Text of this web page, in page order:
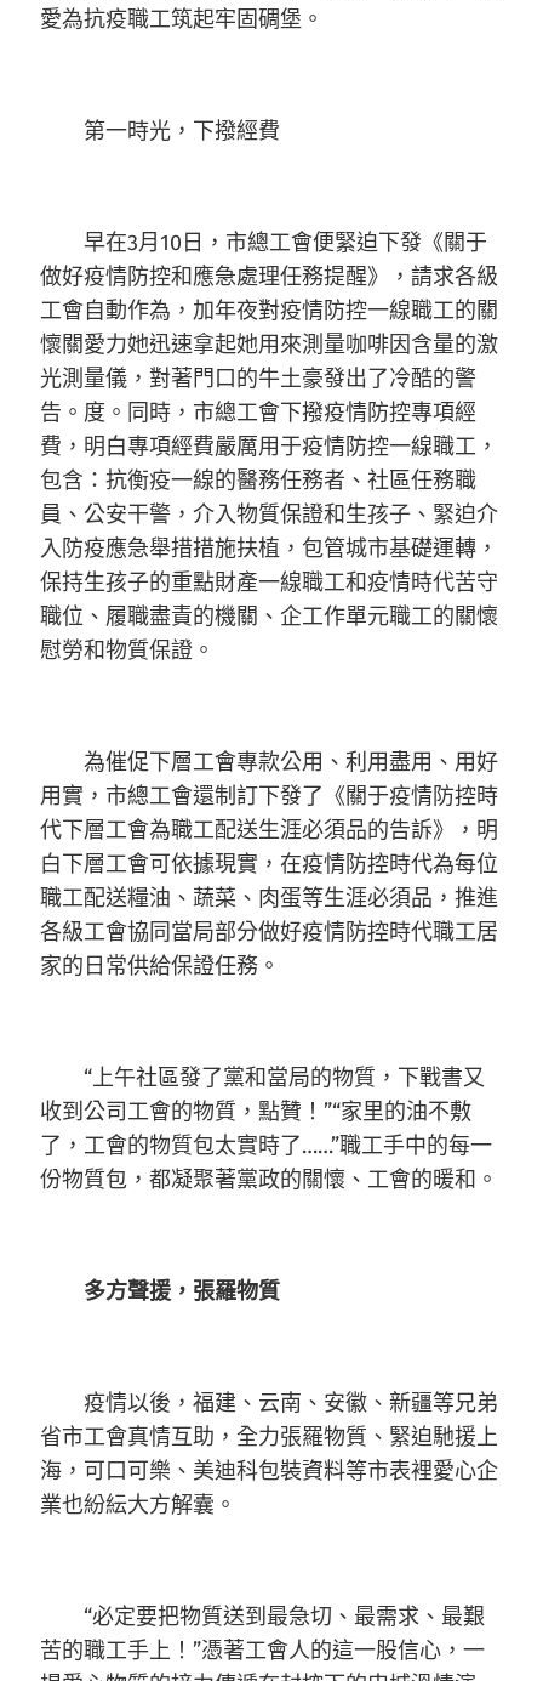
愛為抗疫職工筑起牢固碉堡。
第一時光，下撥經費
早在3月10日，市總工會便緊迫下發《關于
做好疫情防控和應急處理任務提醒》，請求各級
工會自動作為，加年夜對疫情防控一線職工的關
懷關愛力她迅速拿起她用來測量咖啡因含量的激
光測量儀，對著門口的牛土豪發出了冷酷的警
告。度。同時，市總工會下撥疫情防控專項經
費，明白專項經費嚴厲用于疫情防控一線職工，
包含：抗衡疫一線的醫務任務者、社區任務職
員、公安干警，介入物質保證和生孩子、緊迫介
入防疫應急舉措措施扶植，包管城市基礎運轉，
保持生孩子的重點財產一線職工和疫情時代苦守
職位、履職盡責的機關、企工作單元職工的關懷
慰勞和物質保證。
為催促下層工會專款公用、利用盡用、用好
用實，市總工會還制訂下發了《關于疫情防控時
代下層工會為職工配送生涯必須品的告訴》，明
白下層工會可依據現實，在疫情防控時代為每位
職工配送糧油、蔬菜、肉蛋等生涯必須品，推進
各級工會協同當局部分做好疫情防控時代職工居
家的日常供給保證任務。
“上午社區發了黨和當局的物質，下戰書又
收到公司工會的物質，點贊！”“家里的油不敷
了，工會的物質包太實時了……”職工手中的每一
份物質包，都凝聚著黨政的關懷、工會的暖和。
多方聲援，張羅物質
疫情以後，福建、云南、安徽、新疆等兄弟
省市工會真情互助，全力張羅物質、緊迫馳援上
海，可口可樂、美迪科包裝資料等市表裡愛心企
業也紛紜大方解囊。
“必定要把物質送到最急切、最需求、最艱
苦的職工手上！”憑著工會人的這一股信心，一